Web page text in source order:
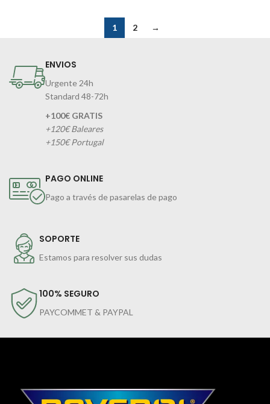
1 2 →
ENVIOS
Urgente 24h
Standard 48-72h
+100€ GRATIS
+120€ Baleares
+150€ Portugal
PAGO ONLINE
Pago a través de pasarelas de pago
SOPORTE
Estamos para resolver sus dudas
100% SEGURO
PAYCOMMET & PAYPAL